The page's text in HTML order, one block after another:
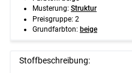
Musterung: Struktur
Preisgruppe: 2
Grundfarbton: beige
Stoffbeschreibung: